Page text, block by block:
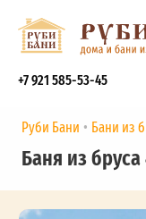
+7 921 585-53-45
Руби Бани Бани из
Баня из